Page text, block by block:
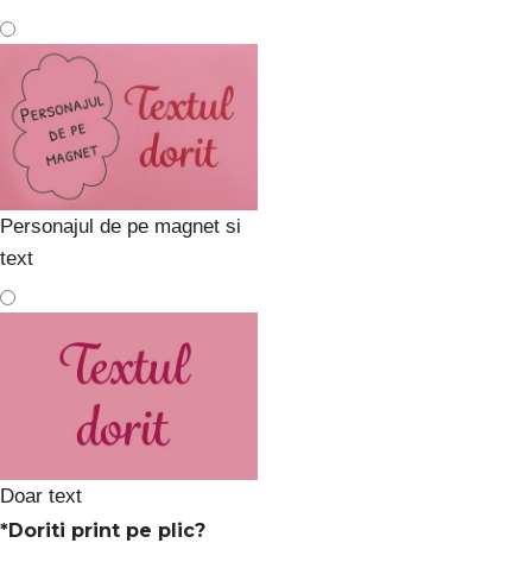
Personajul de pe magnet si
text
Doar text
*Doriti print pe plic?